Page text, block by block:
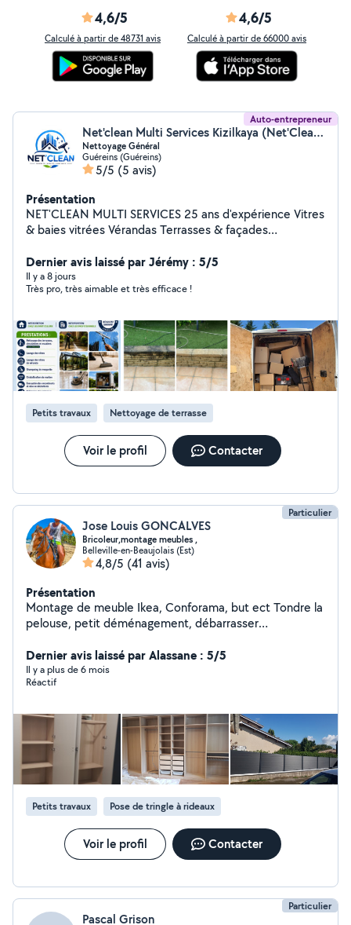
4,6/5
Calculé à partir de 48731 avis
4,6/5
Calculé à partir de 66000 avis
Auto-entrepreneur
Net'clean Multi Services Kizilkaya (Net'Clean Multi Services)
Nettoyage Général
Guéreins (Guéreins)
5/5 (5 avis)
Présentation
NET'CLEAN MULTI SERVICES 25 ans d'expérience Vitres
& baies vitrées Vérandas Terrasses & façades
rapide Résultat impeccable
Dernier avis laissé par Jérémy : 5/5
Il y a 8 jours
Très pro, très aimable et très efficace !
Petits travaux Nettoyage de terrasse
Voir le profil Contacter
Particulier
Jose Louis GONCALVES
Bricoleur,montage meubles ,
Belleville-en-Beaujolais (Est)
4,8/5 (41 avis)
Présentation
Montage de meuble Ikea, Conforama, but ect Tondre la
pelouse, petit déménagement, débarrasser
Dernier avis laissé par Alassane : 5/5
Il y a plus de 6 mois
Réactif
Petits travaux Pose de tringle à rideaux
Voir le profil Contacter
Particulier
Pascal Grison